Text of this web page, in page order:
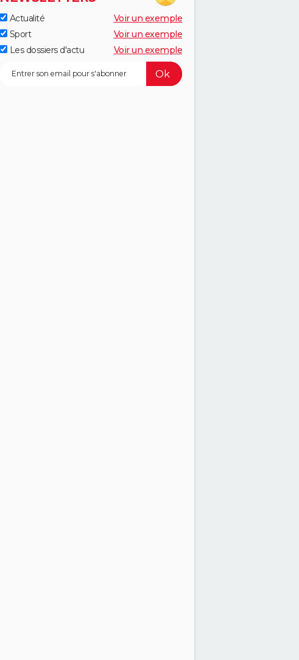
Actualité
Voir un exemple
Sport
Voir un exemple
Les dossiers d'actu
Voir un exemple